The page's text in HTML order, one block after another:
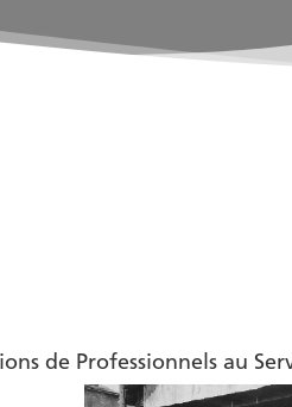
de Professionnels au